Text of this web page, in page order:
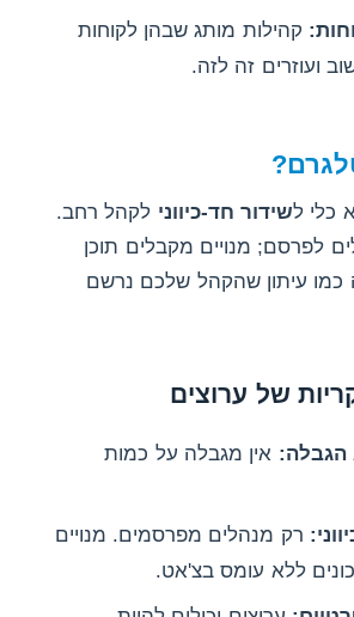
קהילות מותג שבהן לקוחות
ועוזרים זה לזה.
כלי לשידור חד-כיווני לקהל רחב.
לפרסם; מנויים מקבלים תוכן
כמו עיתון שהקהל שלכם נרשם
של ערוצים
הגבלה: אין מגבלה על כמות
רק מנהלים מפרסמים. מנויים
ללא עומס בצ'אט.